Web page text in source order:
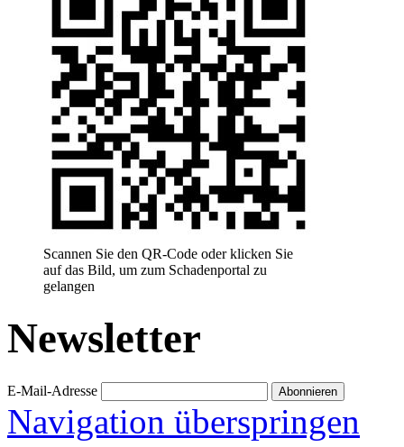
Scannen Sie den QR-Code oder klicken Sie
auf das Bild, um zum Schadenportal zu
gelangen
Newsletter
E-Mail-Adresse
Navigation überspringen